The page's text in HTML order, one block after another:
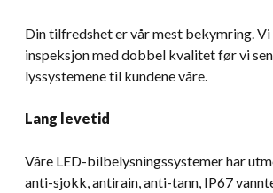
Din tilfredshet er vår mest bekymring.
inspeksjon med dobbel kvalitet før vi
lyssystemene til kundene våre.
Lang levetid
Våre LED-bilbelysningssystemer har
anti-sjokk, antirain, anti-tann, IP67